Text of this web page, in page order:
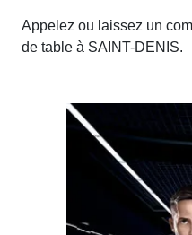
Appelez ou laissez un
de table à SAINT-DENIS.